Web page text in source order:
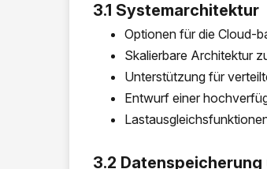
3.1 Systemarchitektur
Optionen für die Cloud-
Skalierbare Architektur
Unterstützung für
Entwurf einer
3.2